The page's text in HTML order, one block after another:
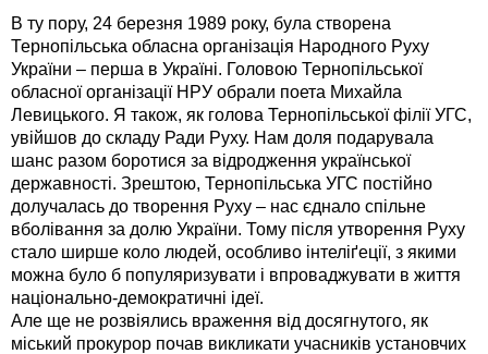
В ту пору, 24 березня 1989 року, була створена
Тернопільська обласна організація Народного Руху
України – перша в Україні. Головою Тернопільської
обласної організації НРУ обрали поета Михайла
Левицького. Я також, як голова Тернопільської філії УГС,
увійшов до складу Ради Руху. Нам доля подарувала
шанс разом боротися за відродження української
державності. Зрештою, Тернопільська УГС постійно
долучалась до творення Руху – нас єднало cпільне
вболівання за долю України. Тому після утворення Руху
стало ширше коло людей, особливо інтеліґеції, з якими
можна було б популяризувати і впроваджувати в життя
національно-демократичні ідеї.
Але ще не розвіялись враження від досягнутого, як
міський прокурор почав викликати учасників установчих